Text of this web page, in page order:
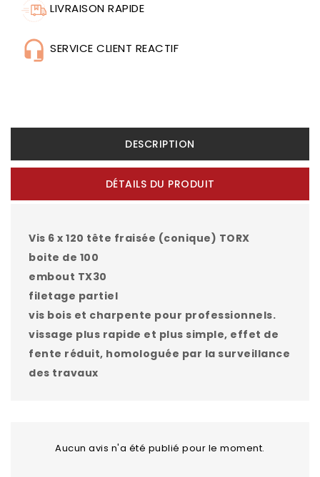
LIVRAISON RAPIDE
SERVICE CLIENT REACTIF
DESCRIPTION
DÉTAILS DU PRODUIT
Vis 6 x 120 tête fraisée (conique) TORX
boite de 100
embout TX30
filetage partiel
vis bois et charpente pour professionnels.
vissage plus rapide et plus simple, effet de
fente réduit, homologuée par la surveillance
des travaux
Aucun avis n'a été publié pour le moment.